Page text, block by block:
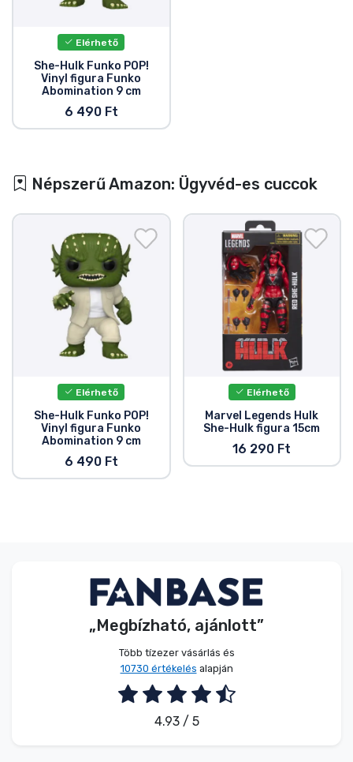
Elérhető
She-Hulk Funko POP!
Vinyl figura Funko
Abomination 9 cm
6 490 Ft
Népszerű Amazon: Ügyvéd-es cuccok
Elérhető
She-Hulk Funko POP!
Vinyl figura Funko
Abomination 9 cm
6 490 Ft
Elérhető
Marvel Legends Hulk
She-Hulk figura 15cm
16 290 Ft
„Megbízható, ajánlott”
Több tízezer vásárlás és
10730 értékelés alapján
4.93 / 5